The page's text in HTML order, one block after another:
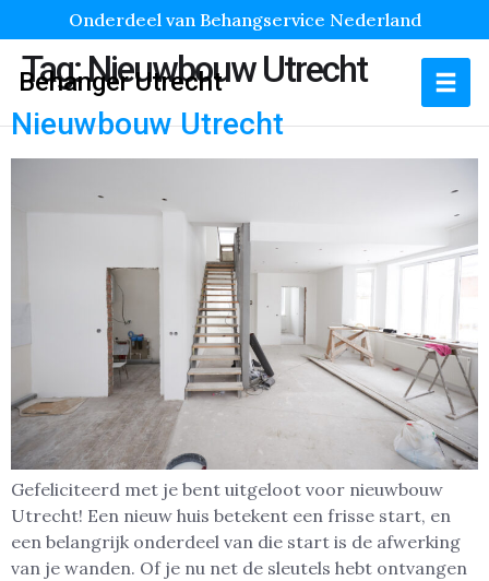
Onderdeel van Behangservice Nederland
Behanger Utrecht
Tag:Nieuwbouw Utrecht
Nieuwbouw Utrecht
Gefeliciteerd met je bent uitgeloot voor nieuwbouw
Utrecht! Een nieuw huis betekent een frisse start, en
een belangrijk onderdeel van die start is de afwerking
van je wanden. Of je nu net de sleutels hebt ontvangen